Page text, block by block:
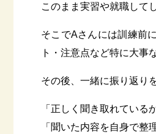
このまま実習や就職して
そこでAさんには訓練前
ト・注意点など特に大事
その後、一緒に振り返り
「正しく聞き取れているか
「聞いた内容を自身で整